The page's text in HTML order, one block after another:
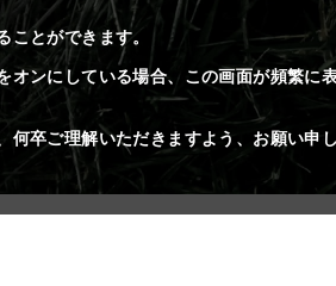
とができます。
オンにしている場合、この画面が頻繁に
卒ご理解いただきますよう、お願い申し